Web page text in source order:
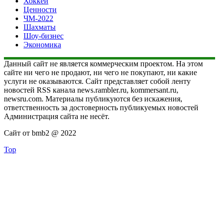
Ценности
ЧМ-2022
Шахматы
Шоу-бизнес
Экономика
Данный сайт не является коммерческим проектом. На этом
сайте ни чего не продают, ни чего не покупают, ни какие
услуги не оказываются. Сайт представляет собой ленту
новостей RSS канала news.rambler.ru, kommersant.ru,
newsru.com. Материалы публикуются без искажения,
ответственность за достоверность публикуемых новостей
Администрация сайта не несёт.
Сайт от bmb2 @ 2022
Top